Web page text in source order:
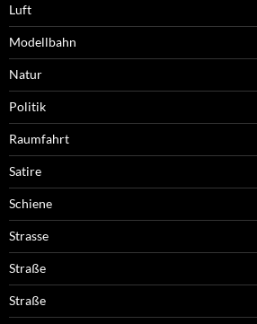
Luft
Modellbahn
Natur
Politik
Raumfahrt
Satire
Schiene
Strasse
Straße
Straße